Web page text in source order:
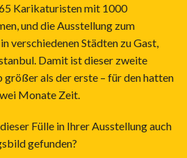
Karikaturisten mit 1000
und die Ausstellung zum
verschiedenen Städten zu Gast,
Damit ist dieser zweite
als der erste – für den hatten
Monate Zeit.
Fülle in Ihrer Ausstellung auch
gefunden?